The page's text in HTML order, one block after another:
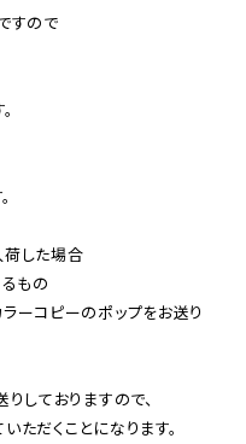
すので
荷した場合
もの
ーコピーのポップをお送り
しておりますので、
ただくことになります。